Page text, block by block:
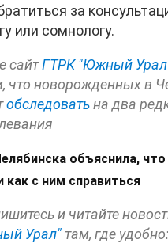
за
или сомнологу.
сайтГТРК "Южный
что новорожденных в
обследоватьна два
объяснила,
как с ним справиться
и читайте
Урал" там, где удобно: